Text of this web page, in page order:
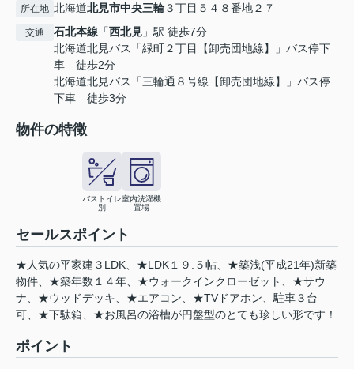
所在地 北海道北見市中央三輪３丁目５４８番地２７
交通 石北本線 「西北見 」駅 徒歩7分
北海道北見バス「緑町２丁目【卸売団地線】」バス停下
車 徒歩2分
北海道北見バス「三輪通８号線【卸売団地線】」バス停
下車 徒歩3分
物件の特徴
バストイレ
別
室内洗濯機
置場
セールスポイント
★人気の平家建３LDK、★LDK１９.５帖、★築浅(平成21年)新築
物件、★築年数１４年、★ウォークインクローゼット、★サウ
ナ、★ウッドデッキ、★エアコン、★TVドアホン、駐車３台
可、★下駄箱、★お風呂の浴槽が円盤型のとても珍しい形です！
ポイント